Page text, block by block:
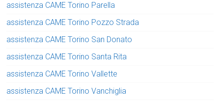
assistenza CAME Torino Parella
assistenza CAME Torino Pozzo Strada
assistenza CAME Torino San Donato
assistenza CAME Torino Santa Rita
assistenza CAME Torino Vallette
assistenza CAME Torino Vanchiglia